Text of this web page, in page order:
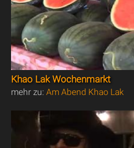
Khao Lak Wochenmarkt
mehr zu:Am Abend Khao Lak